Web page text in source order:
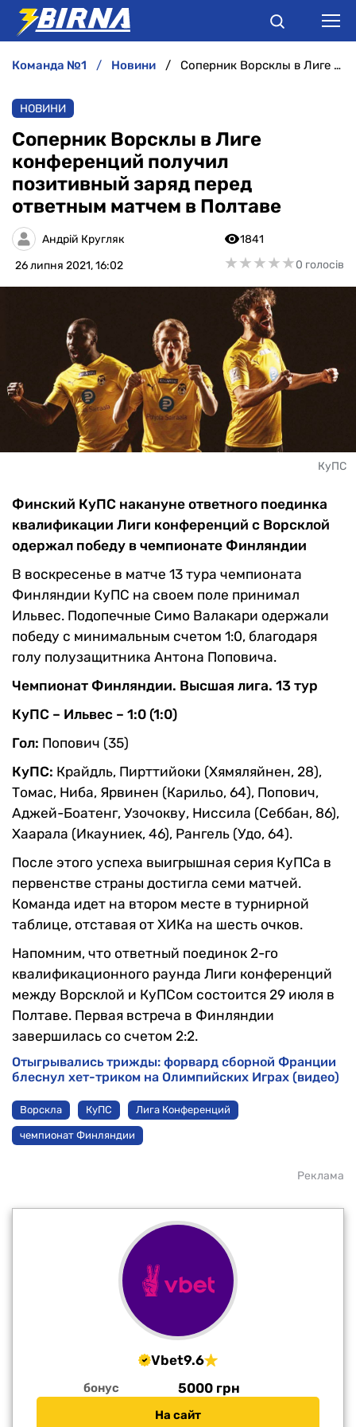
АНАЛІТИКА
ІНТЕРВ'Ю
РІЗНЕ
БУКМЕКЕРИ
команда №1 новини Соперник Ворсклы в Лиге конференций получил позитивный заряд перед ответным матчем в Полтаве
НОВИНИ
Соперник Ворсклы в Лиге
конференций получил
позитивный заряд перед
ответным матчем в Полтаве
Андрій Кругляк
26 липня 2021, 16:02
1841
★★★★★
★★★★★0 голосів
КуПС
Финский КуПС накануне ответного поединка
квалификации Лиги конференций с Ворсклой
одержал победу в чемпионате Финляндии
В воскресенье в матче 13 тура чемпионата
Финляндии КуПС на своем поле принимал
Ильвес. Подопечные Симо Валакари одержали
победу с минимальным счетом 1:0, благодаря
голу полузащитника Антона Поповича.
Чемпионат Финляндии. Высшая лига. 13 тур
КуПС – Ильвес – 1:0 (1:0)
Гол: Попович (35)
КуПС: Крайдль, Пирттийоки (Хямяляйнен, 28),
Томас, Ниба, Ярвинен (Карильо, 64), Попович,
Аджей-Боатенг, Узочокву, Ниссила (Себбан, 86),
Хаарала (Икауниек, 46), Рангель (Удо, 64).
После этого успеха выигрышная серия КуПСа в
первенстве страны достигла семи матчей.
Команда идет на втором месте в турнирной
таблице, отставая от ХИКа на шесть очков.
Напомним, что ответный поединок 2-го
квалификационного раунда Лиги конференций
между Ворсклой и КуПСом состоится 29 июля в
Полтаве. Первая встреча в Финляндии
завершилась со счетом 2:2.
Отыгрывались трижды: форвард сборной Франции
блеснул хет-триком на Олимпийских Играх (видео)
Ворскла КуПС Лига Конференций
чемпионат Финляндии
Реклама
Vbet9.6
бонус 5000 грн
На сайт